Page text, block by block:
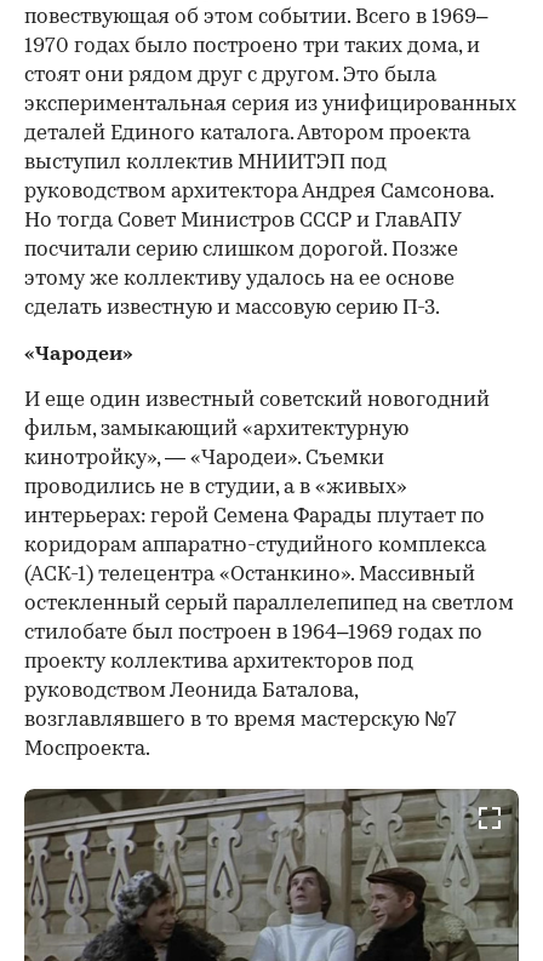
повествующая об этом событии. Всего в 1969–
1970 годах было построено три таких дома, и
стоят они рядом друг с другом. Это была
экспериментальная серия из унифицированных
деталей Единого каталога. Автором проекта
выступил коллектив МНИИТЭП под
руководством архитектора Андрея Самсонова.
Но тогда Совет Министров СССР и ГлавАПУ
посчитали серию слишком дорогой. Позже
этому же коллективу удалось на ее основе
сделать известную и массовую серию П-3.
«Чародеи»
И еще один известный советский новогодний
фильм, замыкающий «архитектурную
кинотройку», — «Чародеи». Съемки
проводились не в студии, а в «живых»
интерьерах: герой Семена Фарады плутает по
коридорам аппаратно-студийного комплекса
(АСК-1) телецентра «Останкино». Массивный
остекленный серый параллелепипед на светлом
стилобате был построен в 1964–1969 годах по
проекту коллектива архитекторов под
руководством Леонида Баталова,
возглавлявшего в то время мастерскую №7
Моспроекта.